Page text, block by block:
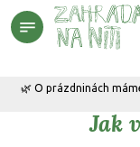
Přejít
na
🌿 O prázdninách
Jak